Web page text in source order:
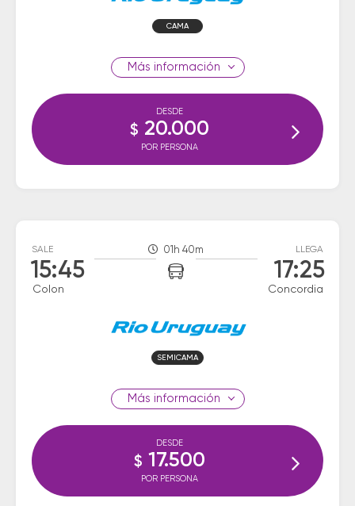
CAMA
información
DESDE
$ 20.000
POR PERSONA
SALE
15:45
Colon
01h 40m LLEGA
17:25
Concordia
SEMICAMA
información
DESDE
$ 17.500
POR PERSONA